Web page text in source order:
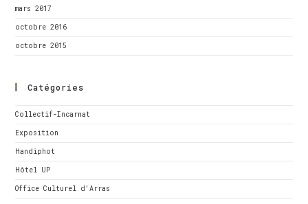
mars 2017
octobre 2016
octobre 2015
Catégories
Collectif-Incarnat
Exposition
Handiphot
Hôtel UP
Office Culturel d'Arras